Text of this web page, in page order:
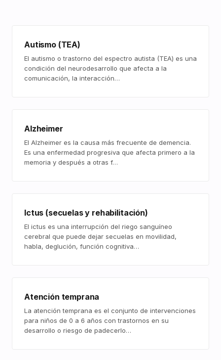
Autismo (TEA)
El autismo o trastorno del espectro autista (TEA) es una
condición del neurodesarrollo que afecta a la
comunicación, la interacción…
Alzheimer
El Alzheimer es la causa más frecuente de demencia.
Es una enfermedad progresiva que afecta primero a la
memoria y después a otras f…
Ictus (secuelas y rehabilitación)
El ictus es una interrupción del riego sanguíneo
cerebral que puede dejar secuelas en movilidad,
habla, deglución, función cognitiva…
Atención temprana
La atención temprana es el conjunto de intervenciones
para niños de 0 a 6 años con trastornos en su
desarrollo o riesgo de padecerlo…